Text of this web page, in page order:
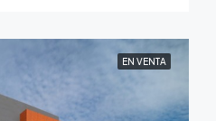
EN VENTA